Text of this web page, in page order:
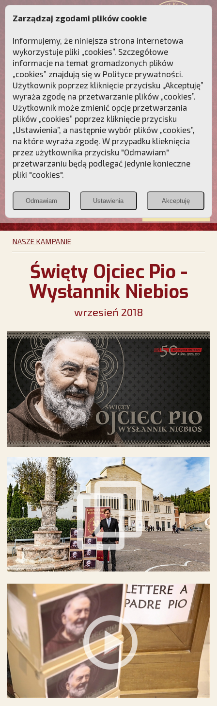
Przebudźmy sumienia Polaków!
Polonia
Christiana
PCh24.pl
Przymierze
POZNAJ APOSTOLAT FATIMY WESPRZYJ
NAS
NASZE KAMPANIE
Święty Ojciec Pio -
Wysłannik Niebios
wrzesień 2018
Zarządzaj zgodami plików cookie
Informujemy, że niniejsza strona internetowa
wykorzystuje pliki „cookies”. Szczegółowe
informacje na temat gromadzonych plików
„cookies” znajdują się w Polityce prywatności.
Użytkownik poprzez kliknięcie przycisku „Akceptuję”
wyraża zgodę na przetwarzanie plików „cookies”.
Użytkownik może zmienić opcje przetwarzania
plików „cookies” poprzez kliknięcie przycisku
„Ustawienia”, a następnie wybór plików „cookies”,
na które wyraża zgodę. W przypadku klieknięcia
przez użytkownika przycisku "Odmawiam"
przetwarzaniu będą podlegać jedynie konieczne
pliki "cookies".
Odmawiam Ustawienia Akceptuję